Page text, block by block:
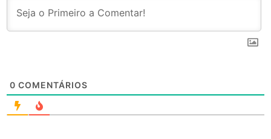
0 COMENTÁRIOS